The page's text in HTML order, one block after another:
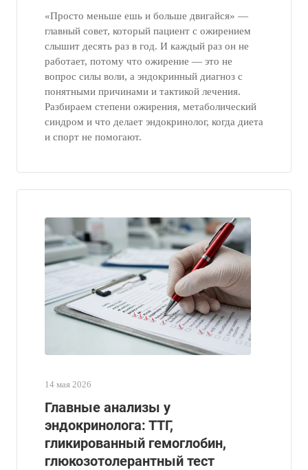
«Просто меньше ешь и больше двигайся» —
главный совет, который пациент с ожирением
слышит десять раз в год. И каждый раз он не
работает, потому что ожирение — это не
вопрос силы воли, а эндокринный диагноз с
понятными причинами и тактикой лечения.
Разбираем степени ожирения, метаболический
синдром и что делает эндокринолог, когда диета
и спорт не помогают.
14 мая 2026
Главные анализы у
эндокринолога: ТТГ,
гликированный гемоглобин,
глюкозотолерантный тест